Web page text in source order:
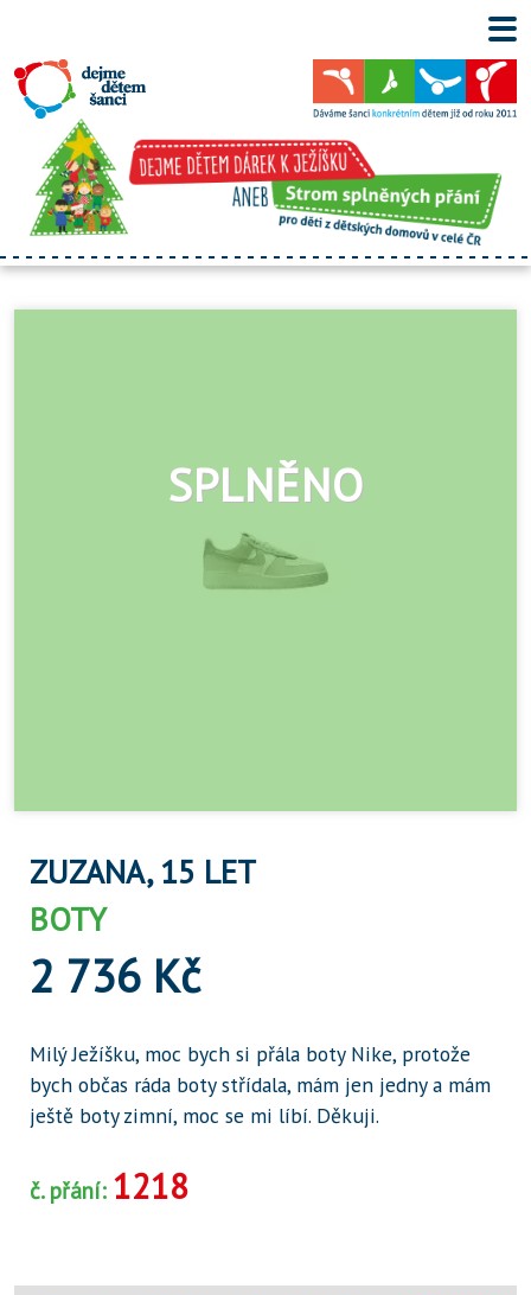
ZUZANA, 15 LET
BOTY
2 736 Kč
Milý Ježíšku, moc bych si přála boty Nike, protože
bych občas ráda boty střídala, mám jen jedny a mám
ještě boty zimní, moc se mi líbí. Děkuji.
č. přání: 1218